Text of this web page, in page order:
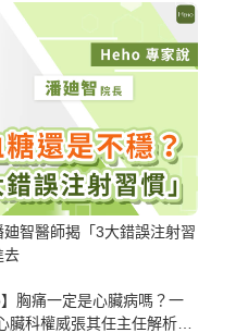
智醫師揭「3大錯誤注射習
去
】胸痛一定是心臟病嗎？一
臟科權威張其任主任解析支